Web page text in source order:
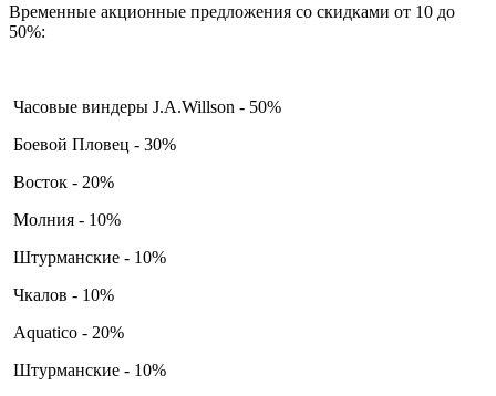
Временные акционные предложения со скидками от 10 до
50%:
Часовые виндеры J.A.Willson - 50%
Боевой Пловец - 30%
Восток - 20%
Молния - 10%
Штурманские - 10%
Чкалов - 10%
Aquatico - 20%
Штурманские - 10%